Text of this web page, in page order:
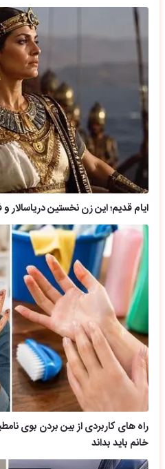
ایام قدیم؛ این زن نخستین دریاسالار و
راه های کاربردی از بین بردن بوی
خانم باید بداند